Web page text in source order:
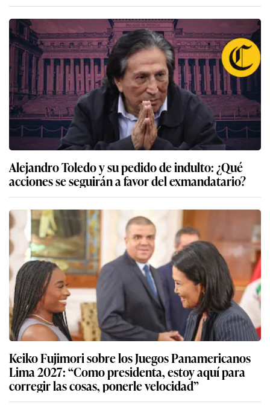
Alejandro Toledo y su pedido de indulto: ¿Qué
acciones se seguirán a favor del exmandatario?
Keiko Fujimori sobre los Juegos Panamericanos
Lima 2027: “Como presidenta, estoy aquí para
corregir las cosas, ponerle velocidad”